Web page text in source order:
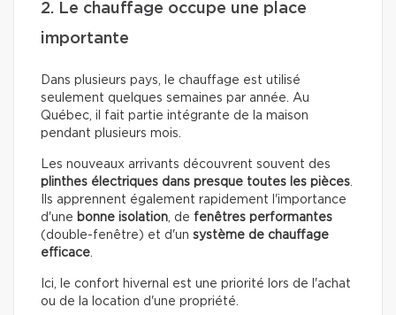
2. Le chauffage occupe une place
importante
Dans plusieurs pays, le chauffage est utilisé
seulement quelques semaines par année. Au
Québec, il fait partie intégrante de la maison
pendant plusieurs mois.
Les nouveaux arrivants découvrent souvent des
plinthes électriques dans presque toutes les pièces.
Ils apprennent également rapidement l'importance
d'une bonne isolation, de fenêtres performantes
(double-fenêtre) et d'un système de chauffage
efficace.
Ici, le confort hivernal est une priorité lors de l'achat
ou de la location d'une propriété.